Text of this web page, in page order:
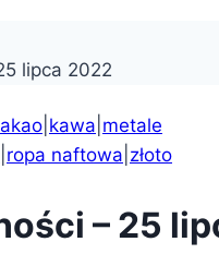
kawa metale
ropa naftowa złoto
– 25